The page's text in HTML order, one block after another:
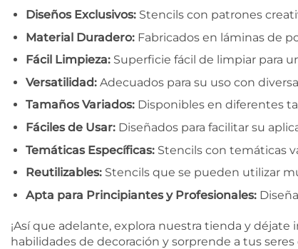
Diseños Exclusivos:Stencils con patrones
Material Duradero:Fabricados en láminas de
Fácil Limpieza:Superficie fácil de limpiar para
Versatilidad:Adecuados para su uso con
Tamaños Variados:Disponibles en diferentes
Fáciles de Usar:Diseñados para facilitar su
Temáticas Específicas:Stencils con temáticas
Reutilizables:Stencils que se pueden utilizar
Apta para Principiantes y Profesionales:
¡Así que adelante, explora nuestra tienda y
habilidades de decoración y sorprende a tus